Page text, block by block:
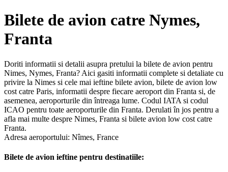
Bilete de avion catre Nymes,
Franta
Doriti informatii si detalii asupra pretului la bilete de avion pentru
Nimes, Nymes, Franta? Aici gasiti informatii complete si detaliate cu
privire la Nimes si cele mai ieftine bilete avion, bilete de avion low
cost catre Paris, informatii despre fiecare aeroport din Franta si, de
asemenea, aeroporturile din întreaga lume. Codul IATA si codul
ICAO pentru toate aeroporturile din Franta. Derulati în jos pentru a
afla mai multe despre Nimes, Franta si bilete avion low cost catre
Franta.
Adresa aeroportului: Nîmes, France
Bilete de avion ieftine pentru destinatiile: